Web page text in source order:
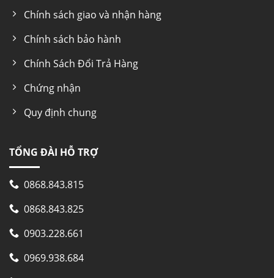
Chính sách giao và nhận hàng
Chính sách bảo hành
Chính Sách Đổi Trả Hàng
Chứng nhận
Quy định chung
TỔNG ĐÀI HỖ TRỢ
0868.843.815
0868.843.825
0903.228.661
0969.938.684